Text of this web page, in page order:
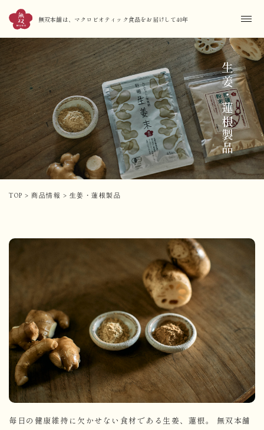
無双本舗は、マクロビオティック食品をお届けして40年
生姜・蓮根製品
TOP > 商品情報 > 生姜・蓮根製品
毎日の健康維持に欠かせない食材である生姜、蓮根。 無双本舗